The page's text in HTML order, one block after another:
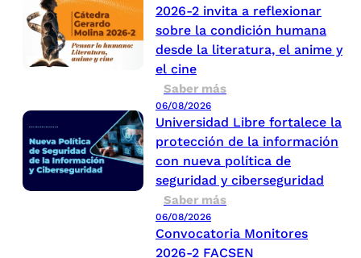
2026-2 invita a reflexionar
sobre la condición humana
desde la literatura, el anime y
el cine
Saber más
06/08/2026
Universidad Libre fortalece la
protección de la información
con nueva política de
seguridad y ciberseguridad
Saber más
06/08/2026
Convocatoria Monitores
2026-2 FACSEN